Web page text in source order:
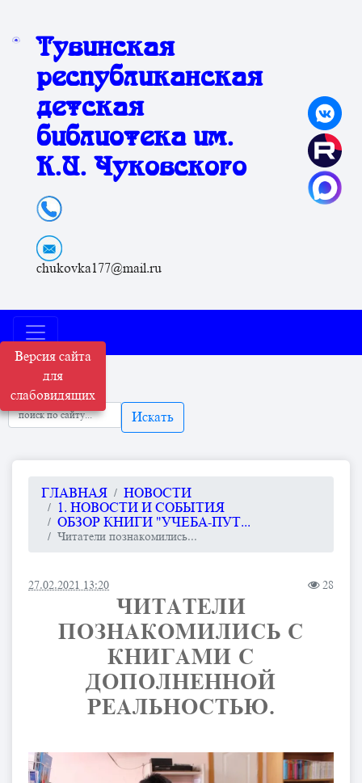
Версия сайта
для
слабовидящих
Тувинская
республиканская
детская
библиотека им.
К.И. Чуковского
chukovka177@mail.ru
Искать
ГЛАВНАЯ
НОВОСТИ
1. НОВОСТИ И СОБЫТИЯ
ОБЗОР КНИГИ "УЧЕБА-ПУТ...
Читатели познакомились...
27.02.2021 13:20 28
ЧИТАТЕЛИ
ПОЗНАКОМИЛИСЬ С
КНИГАМИ С
ДОПОЛНЕННОЙ
РЕАЛЬНОСТЬЮ.